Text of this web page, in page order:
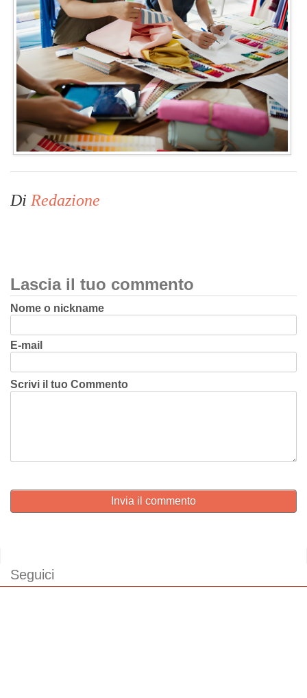
Di Redazione
Lascia il tuo commento
Nome o nickname
E-mail
Scrivi il tuo Commento
Invia il commento
Seguici